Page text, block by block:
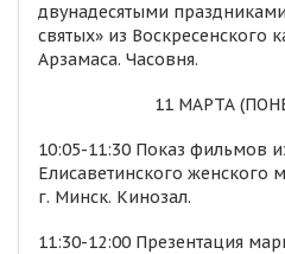
двунадесятыми
святых» из Воскресенского
Арзамаса. Часовня.
11 МАРТА
10:05-11:30 Показ фильмов
Елисаветинского женского
г. Минск. Кинозал.
11:30-12:00 Презентация